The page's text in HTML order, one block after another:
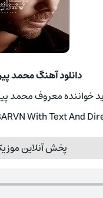
دانلود آهنگ محمد
خواننده معروف محمد
With Text And
پخش آنلاین